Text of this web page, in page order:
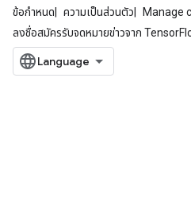
ข้อกำหนด ความเป็นส่วนตัว
Manage
ลงชื่อสมัครรับจดหมายข่าวจาก